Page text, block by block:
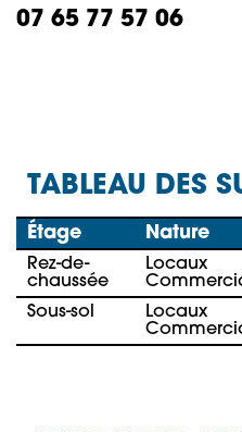
07 65 77 57 06
TABLEAU DES
Étage Nature
Rez-de-
chaussée
Locaux
Sous-sol
Locaux